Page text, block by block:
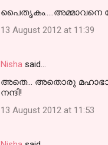
പൈതൃകം.....അമ്മാവനെ
13 August 2012 at 11:39
Nisha said…
അതെ... അതൊരു
നന്ദി!
13 August 2012 at 11:53